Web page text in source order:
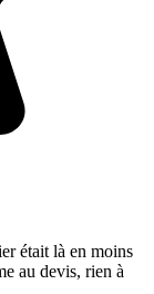
était là en moins
au devis, rien à